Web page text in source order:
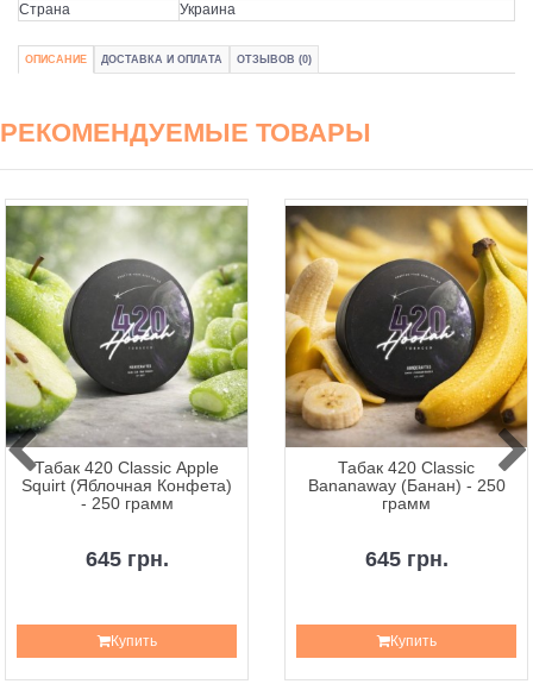
Страна
Украина
ОПИСАНИЕ ДОСТАВКА И ОПЛАТА ОТЗЫВОВ (0)
РЕКОМЕНДУЕМЫЕ ТОВАРЫ
Табак 420 Classic Apple
Squirt (Яблочная Конфета)
- 250 грамм
645 грн.
Купить
Табак 420 Classic
Bananaway (Банан) - 250
грамм
645 грн.
Купить